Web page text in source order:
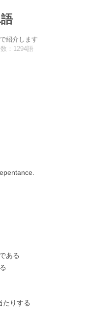
紹介します
：1294語
ある
たりする